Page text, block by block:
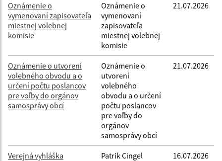
Oznámenie o
vymenovaní zapisovateľa
miestnej volebnej
komisie
Oznámenie o
vymenovaní
zapisovateľa
miestnej volebnej
komisie
21.07.2026
Oznámenie o utvorení
volebného obvodu a o
určení počtu poslancov
pre voľby do orgánov
samosprávy obcí
Oznámenie o
utvorení
volebného
obvodu a o určení
počtu poslancov
pre voľby do
orgánov
samosprávy obcí
21.07.2026
Verejná vyhláška Patrik Cingel 16.07.2026